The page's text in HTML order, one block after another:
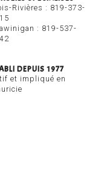
Rivières : 819-373-
: 819-537-
DEPUIS 1977
et impliqué en